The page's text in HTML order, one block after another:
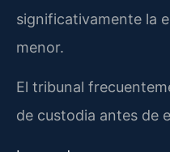
significativamente la
menor.
El tribunal
de custodia antes de